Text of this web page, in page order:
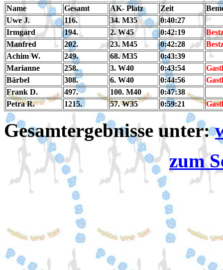
Name Gesamt AK- Platz Zeit
Uwe J.
116. 34. M35
0:40:27
Irmgard
194. 2. W45 0:42:19
Manfred
202. 23. M45 0:42:28
Achim W.
249. 68. M35
0:43:39
Marianne
258. 3. W40 0:43:54
Bärbel
308. 6. W40 0:44:56
Frank D.
497. 100. M40
0:47:38
Petra R.
1215. 57. W35 0:59:21
Gesamtergebnisse unter:
zum